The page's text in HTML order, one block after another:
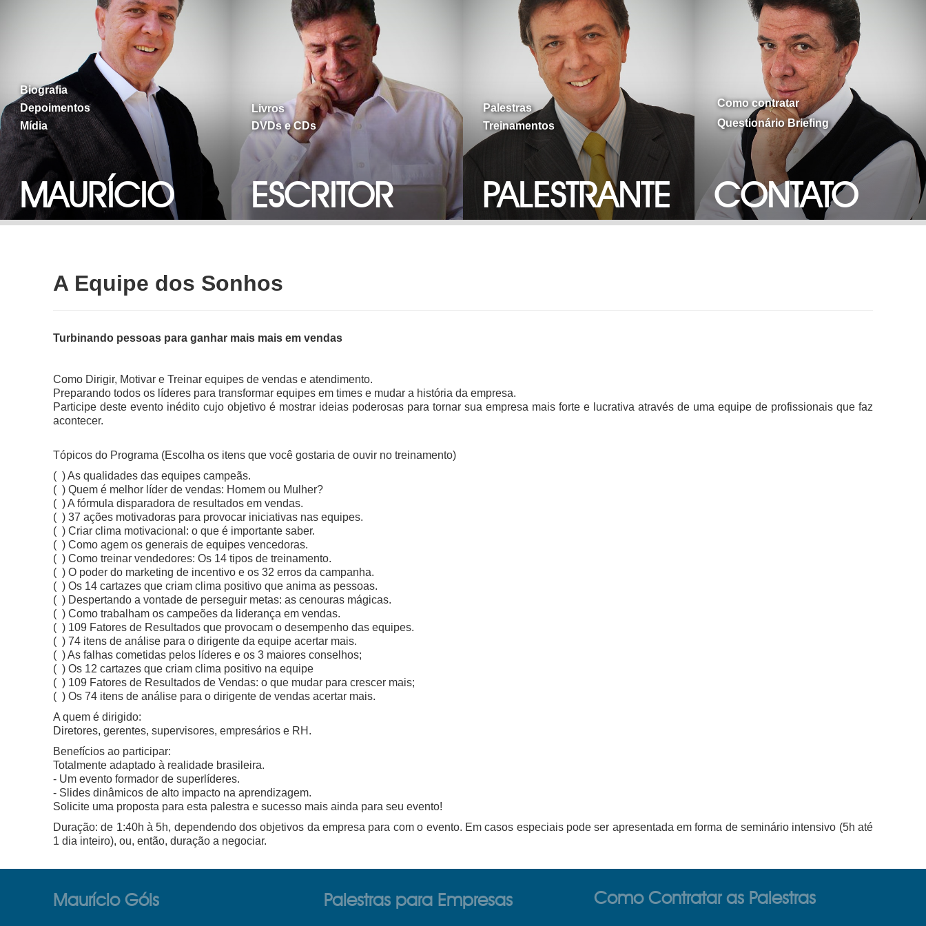
Biografia
Depoimentos
Mídia
MAURÍCIO
Livros
DVDs e CDs
ESCRITOR
Palestras
Treinamentos
PALESTRANTE
Como contratar
Questionário Briefing
CONTATO
A Equipe dos Sonhos
Turbinando pessoas para ganhar mais mais em vendas
Como Dirigir, Motivar e Treinar equipes de vendas e atendimento.
Preparando todos os líderes para transformar equipes em times e mudar a história da empresa.
Participe deste evento inédito cujo objetivo é mostrar ideias poderosas para tornar sua empresa mais forte e lucrativa através de uma equipe de profissionais que faz
acontecer.
Tópicos do Programa (Escolha os itens que você gostaria de ouvir no treinamento)
( ) As qualidades das equipes campeãs.
( ) Quem é melhor líder de vendas: Homem ou Mulher?
( ) A fórmula disparadora de resultados em vendas.
( ) 37 ações motivadoras para provocar iniciativas nas equipes.
( ) Criar clima motivacional: o que é importante saber.
( ) Como agem os generais de equipes vencedoras.
( ) Como treinar vendedores: Os 14 tipos de treinamento.
( ) O poder do marketing de incentivo e os 32 erros da campanha.
( ) Os 14 cartazes que criam clima positivo que anima as pessoas.
( ) Despertando a vontade de perseguir metas: as cenouras mágicas.
( ) Como trabalham os campeões da liderança em vendas.
( ) 109 Fatores de Resultados que provocam o desempenho das equipes.
( ) 74 itens de análise para o dirigente da equipe acertar mais.
( ) As falhas cometidas pelos líderes e os 3 maiores conselhos;
( ) Os 12 cartazes que criam clima positivo na equipe
( ) 109 Fatores de Resultados de Vendas: o que mudar para crescer mais;
( ) Os 74 itens de análise para o dirigente de vendas acertar mais.
A quem é dirigido:
Diretores, gerentes, supervisores, empresários e RH.
Benefícios ao participar:
Totalmente adaptado à realidade brasileira.
- Um evento formador de superlíderes.
- Slides dinâmicos de alto impacto na aprendizagem.
Solicite uma proposta para esta palestra e sucesso mais ainda para seu evento!
Duração: de 1:40h à 5h, dependendo dos objetivos da empresa para com o evento. Em casos especiais pode ser apresentada em forma de seminário intensivo (5h até
1 dia inteiro), ou, então, duração a negociar.
Maurício Góis Palestras para Empresas Como Contratar as Palestras